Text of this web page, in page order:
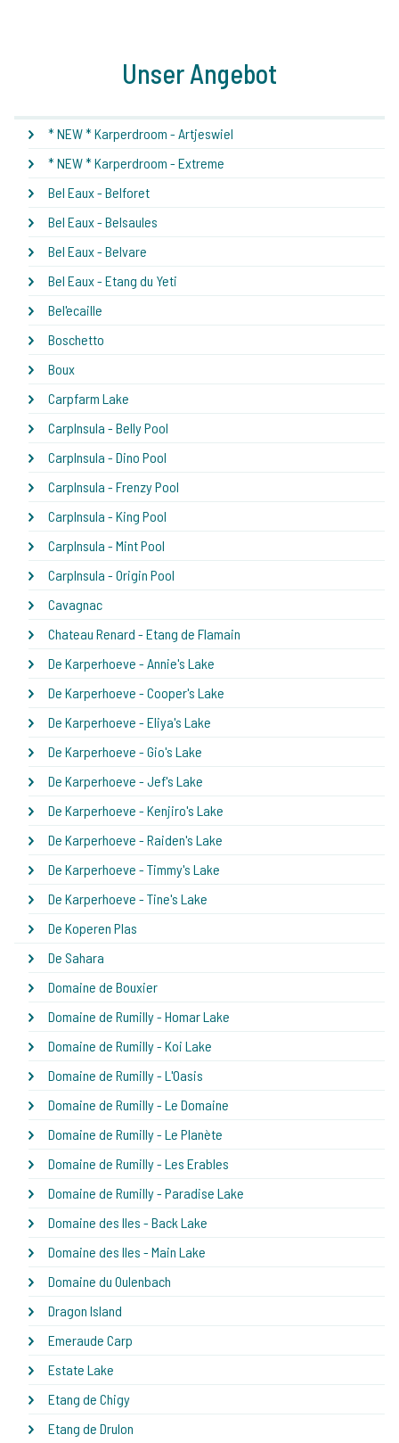
Unser Angebot
* NEW * Karperdroom - Artjeswiel
* NEW * Karperdroom - Extreme
Bel Eaux - Belforet
Bel Eaux - Belsaules
Bel Eaux - Belvare
Bel Eaux - Etang du Yeti
Bel'ecaille
Boschetto
Boux
Carpfarm Lake
CarpInsula - Belly Pool
CarpInsula - Dino Pool
CarpInsula - Frenzy Pool
CarpInsula - King Pool
CarpInsula - Mint Pool
CarpInsula - Origin Pool
Cavagnac
Chateau Renard - Etang de Flamain
De Karperhoeve - Annie's Lake
De Karperhoeve - Cooper's Lake
De Karperhoeve - Eliya's Lake
De Karperhoeve - Gio's Lake
De Karperhoeve - Jef's Lake
De Karperhoeve - Kenjiro's Lake
De Karperhoeve - Raiden's Lake
De Karperhoeve - Timmy's Lake
De Karperhoeve - Tine's Lake
De Koperen Plas
De Sahara
Domaine de Bouxier
Domaine de Rumilly - Homar Lake
Domaine de Rumilly - Koi Lake
Domaine de Rumilly - L'Oasis
Domaine de Rumilly - Le Domaine
Domaine de Rumilly - Le Planète
Domaine de Rumilly - Les Erables
Domaine de Rumilly - Paradise Lake
Domaine des Iles - Back Lake
Domaine des Iles - Main Lake
Domaine du Oulenbach
Dragon Island
Emeraude Carp
Estate Lake
Etang de Chigy
Etang de Drulon